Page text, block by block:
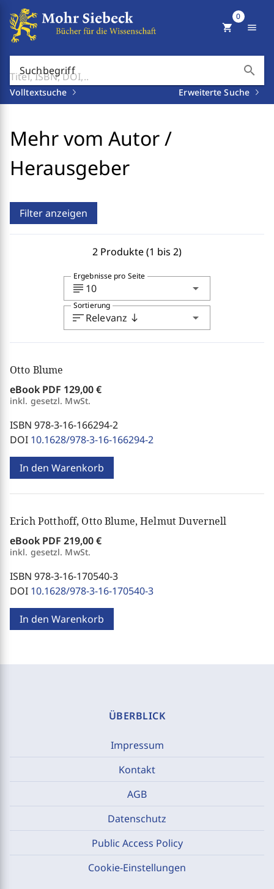
Suchbegriff search
Volltextsuche Erweiterte Suche
shopping_cart
0
menu
Mehr vom Autor /
Herausgeber
Filter anzeigen
2 Produkte (1 bis 2)
subject 10 arrow_drop_down
Ergebnisse pro Seite
sortRelevanz south arrow_drop_down
Sortierung
Otto Blume
eBook PDF 129,00 €
inkl. gesetzl. MwSt.
ISBN 978-3-16-166294-2
DOI 10.1628/978-3-16-166294-2
In den Warenkorb
Erich Potthoff, Otto Blume, Helmut Duvernell
eBook PDF 219,00 €
inkl. gesetzl. MwSt.
ISBN 978-3-16-170540-3
DOI 10.1628/978-3-16-170540-3
In den Warenkorb
ÜBERBLICK
Impressum
Kontakt
AGB
Datenschutz
Public Access Policy
Cookie-Einstellungen